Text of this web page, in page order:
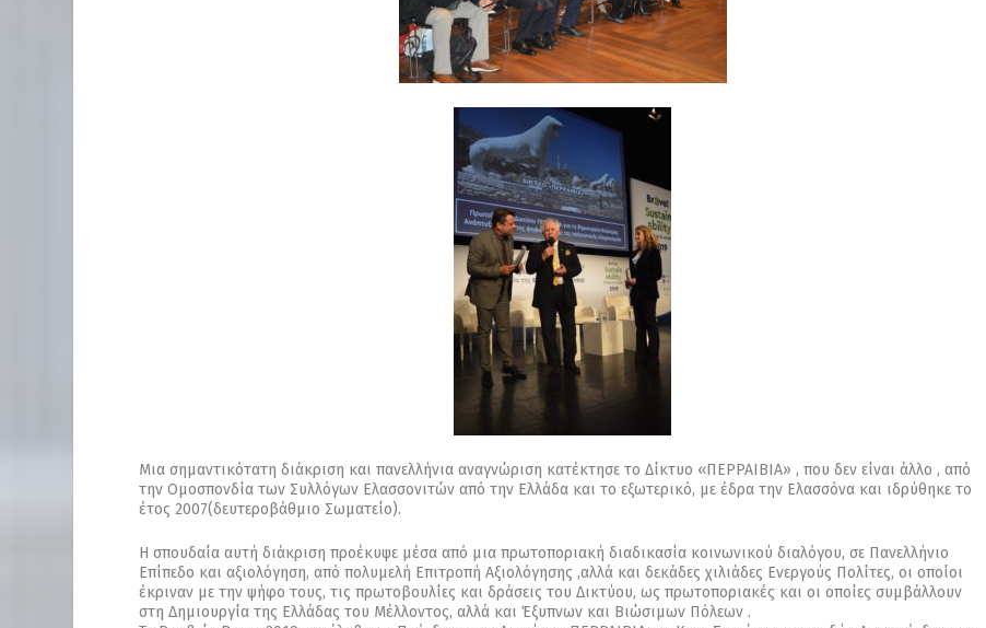
Μια σημαντικότατη διάκριση και πανελλήνια αναγνώριση κατέκτησε το Δίκτυο «ΠΕΡΡΑΙΒΙΑ» , που δεν είναι άλλο , από
την Ομοσπονδία των Συλλόγων Ελασσονιτών από την Ελλάδα και το εξωτερικό, με έδρα την Ελασσόνα και ιδρύθηκε το
έτος 2007(δευτεροβάθμιο Σωματείο).
Η σπουδαία αυτή διάκριση προέκυψε μέσα από μια πρωτοποριακή διαδικασία κοινωνικού διαλόγου, σε Πανελλήνιο
Επίπεδο και αξιολόγηση, από πολυμελή Επιτροπή Αξιολόγησης ,αλλά και δεκάδες χιλιάδες Ενεργούς Πολίτες, οι οποίοι
έκριναν με την ψήφο τους, τις πρωτοβουλίες και δράσεις του Δικτύου, ως πρωτοποριακές και οι οποίες συμβάλλουν
στη Δημιουργία της Ελλάδας του Μέλλοντος, αλλά και Έξυπνων και Βιώσιμων Πόλεων .